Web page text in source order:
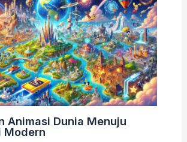
Animasi Dunia Menuju
Modern